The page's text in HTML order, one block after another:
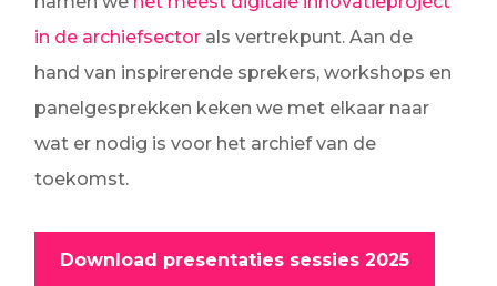
in de archiefsector als vertrekpunt. Aan de
hand van inspirerende sprekers, workshops en
panelgesprekken keken we met elkaar naar
wat er nodig is voor het archief van de
toekomst.
Download presentaties sessies 2025